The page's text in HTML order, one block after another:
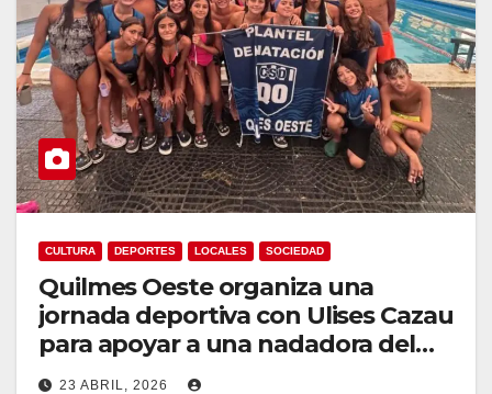
CULTURA DEPORTES LOCALES SOCIEDAD
Quilmes Oeste organiza una
jornada deportiva con Ulises Cazau
para apoyar a una nadadora del
club
23 ABRIL, 2026